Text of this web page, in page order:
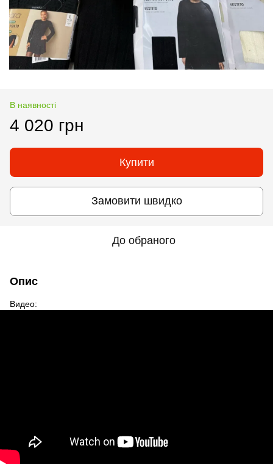
В наявності
4 020 грн
Купити
Замовити швидко
До обраного
Опис
Видео: